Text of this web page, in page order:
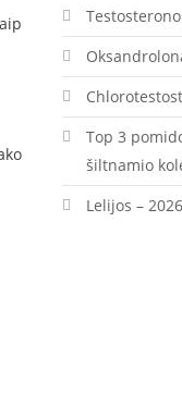
Top 3
šiltnamio
Lelijos –